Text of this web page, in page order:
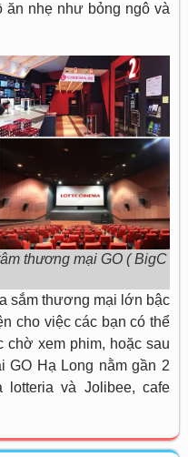
ăn nhẹ như bỏng ngô và
thương mại GO ( BigC
sắm thương mại lớn bậc
cho việc các bạn có thể
chờ xem phim, hoặc sau
GO Hạ Long nằm gần 2
và Jolibee, cafe